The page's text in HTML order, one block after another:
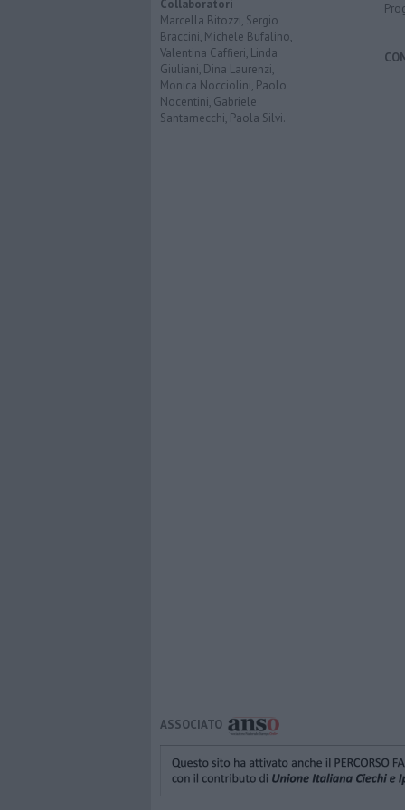
Collaboratori
Marcella Bitozzi, Sergio
Braccini, Michele Bufalino,
Valentina Caffieri, Linda
Giuliani, Dina Laurenzi,
Monica Nocciolini, Paolo
Nocentini, Gabriele
Santarnecchi, Paola Silvi.
ASSOCIATO